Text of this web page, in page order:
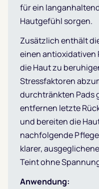
für ein
Hautgefühl sorgen.
Zusätzlich enthält
einen antioxidativen
die Haut zu
Stressfaktoren
durchtränkten Pads
entfernen letzte
und bereiten die
nachfolgende
klarer,
Teint ohne
Anwendung: